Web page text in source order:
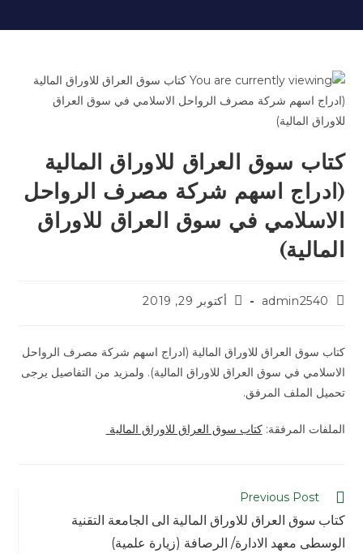
كتاب سوق العراق للاوراق المالية
(ادراج اسهم شركة مصرف الرواحل
الاسلامي في سوق العراق للاوراق
المالية)
admin2540 أكتوبر 29, 2019
كتاب سوق العراق للاوراق المالية (ادراج اسهم شركة مصرف الرواحل
الاسلامي في سوق العراق للاوراق المالية). ولمزيد من التفاصيل يرجى
تحميل الملف المرفق.
الملفات المرفقة:كتاب سوق العراق للاوراق المالية
Previous Post
كتاب سوق العراق للاوراق المالية الى الجامعة التقنية
الوسطى معهد الادارة/ الرصافة (زيارة علمية)